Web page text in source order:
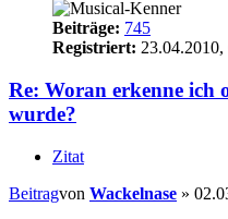
Beiträge: 745
Registriert: 23.04.2010,
Re: Woran erkenne ich
wurde?
Zitat
Beitragvon Wackelnase »